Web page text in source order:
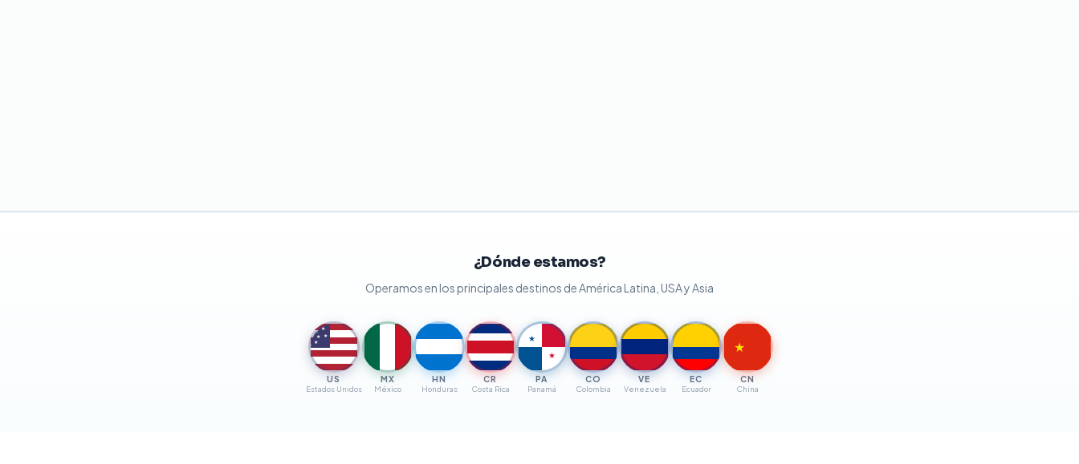
¿Dónde estamos?
Operamos en los principales destinos de América Latina, USA y Asia
★ ★
★
★
★
US
Estados Unidos
MX
México
HN
Honduras
CR
Costa Rica
★
★
PA
Panamá
CO
Colombia
VE
Venezuela
EC
Ecuador
★
CN
China